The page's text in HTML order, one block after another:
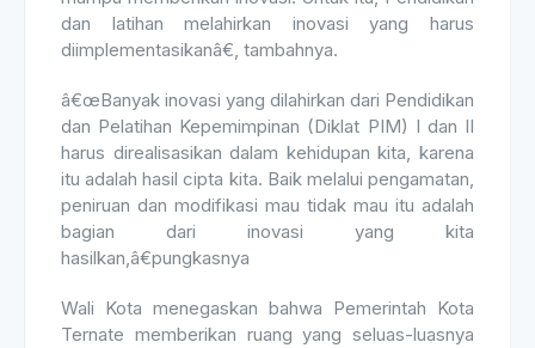
dan latihan melahirkan inovasi yang harus
diimplementasikanâ€, tambahnya.
â€œBanyak inovasi yang dilahirkan dari Pendidikan
dan Pelatihan Kepemimpinan (Diklat PIM) I dan II
harus direalisasikan dalam kehidupan kita, karena
itu adalah hasil cipta kita. Baik melalui pengamatan,
peniruan dan modifikasi mau tidak mau itu adalah
bagian dari inovasi yang kita
hasilkan,â€pungkasnya
Wali Kota menegaskan bahwa Pemerintah Kota
Ternate memberikan ruang yang seluas-luasnya